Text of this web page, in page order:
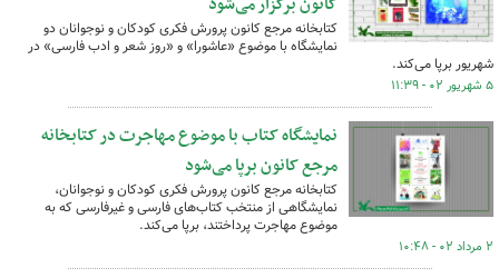
کتابخانه مرجع کانون پرورش فکری کودکان و نوجوانان دو
نمایشگاه با موضوع «عاشورا» و «روز شعر و ادب فارسی» در
شهریور برپا می‌کند.
۵ شهریور ۰۲ - ۱۱:۳۹
نمایشگاه کتاب با موضوع مهاجرت در کتابخانه
مرجع کانون برپا می‌شود
کتابخانه مرجع کانون پرورش فکری کودکان و نوجوانان،
نمایشگاهی از منتخب کتاب‌های فارسی و غیرفارسی که به
موضوع مهاجرت پرداختند، برپا می‌کند.
۲ مرداد ۰۲ - ۱۰:۴۸